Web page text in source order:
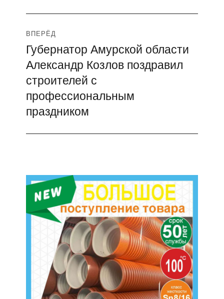
ВПЕРЁД
Следующая
запись:
Губернатор Амурской области
Александр Козлов поздравил
строителей с
профессиональным
праздником